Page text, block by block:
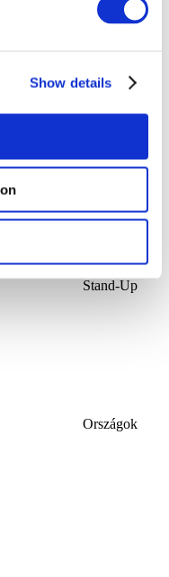
Show details
Koncerty
Stand-Up
Országok